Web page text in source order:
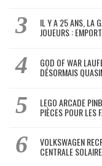
IL Y A 25 ANS, LA
JOUEURS :
GOD OF WAR
DÉSORMAIS
LEGO ARCADE
PIÈCES POUR LES
VOLKSWAGEN
CENTRALE